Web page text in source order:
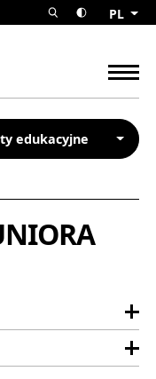
rozwińprzełącz
PL
edukacyjne